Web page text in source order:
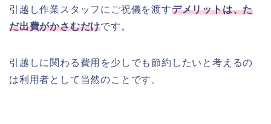
引越し作業スタッフにご祝儀を渡すデメリットは、た
だ出費がかさむだけです。
引越しに関わる費用を少しでも節約したいと考えるの
は利用者として当然のことです。